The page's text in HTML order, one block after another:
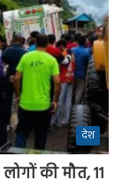
देश
की मौत, 11